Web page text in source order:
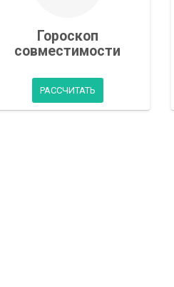
Гороскоп
совместимости
РАССЧИТАТЬ